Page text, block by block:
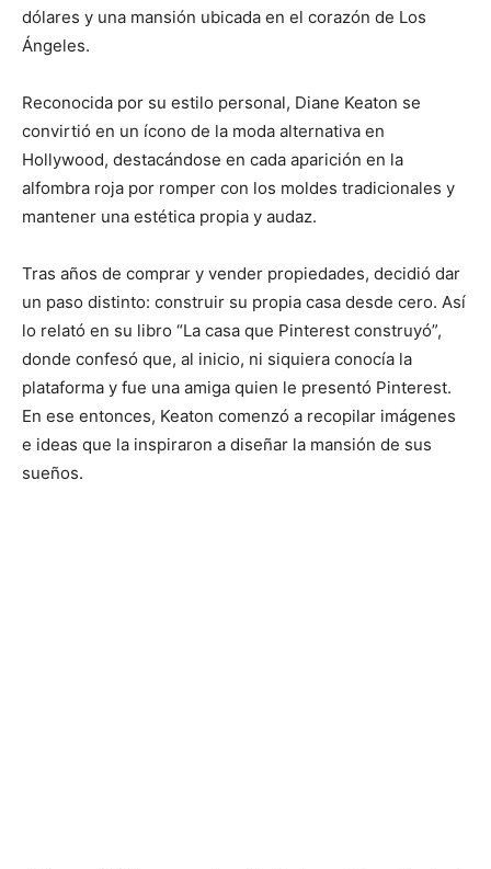
dólares y una mansión ubicada en el corazón de Los
Ángeles.
Reconocida por su estilo personal, Diane Keaton se
convirtió en un ícono de la moda alternativa en
Hollywood, destacándose en cada aparición en la
alfombra roja por romper con los moldes tradicionales y
mantener una estética propia y audaz.
Tras años de comprar y vender propiedades, decidió dar
un paso distinto: construir su propia casa desde cero. Así
lo relató en su libro “La casa que Pinterest construyó”,
donde confesó que, al inicio, ni siquiera conocía la
plataforma y fue una amiga quien le presentó Pinterest.
En ese entonces, Keaton comenzó a recopilar imágenes
e ideas que la inspiraron a diseñar la mansión de sus
sueños.